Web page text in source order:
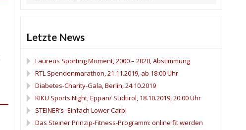
Letzte News
Laureus Sporting Moment, 2000 – 2020, Abstimmung
RTL Spendenmarathon, 21.11.2019, ab 18:00 Uhr
Diabetes-Charity-Gala, Berlin, 24.10.2019
KIKU Sports Night, Eppan/ Südtirol, 18.10.2019, 20:00 Uhr
STEINER’s -Einfach Lower Carb!
Das Steiner Prinzip-Fitness-Programm: online fit werden